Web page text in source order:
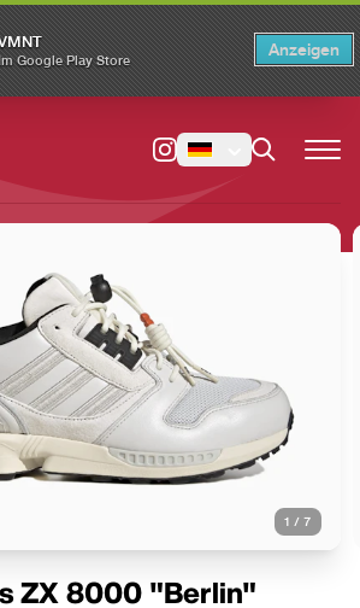
Google Play Store
Anzeigen
1 / 7
ZX 8000 "Berlin"
version? Switch ×